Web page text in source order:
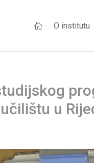
 O institutu
u